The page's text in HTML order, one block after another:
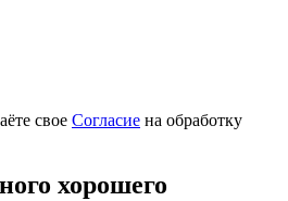
свое Согласие на обработку
хорошего